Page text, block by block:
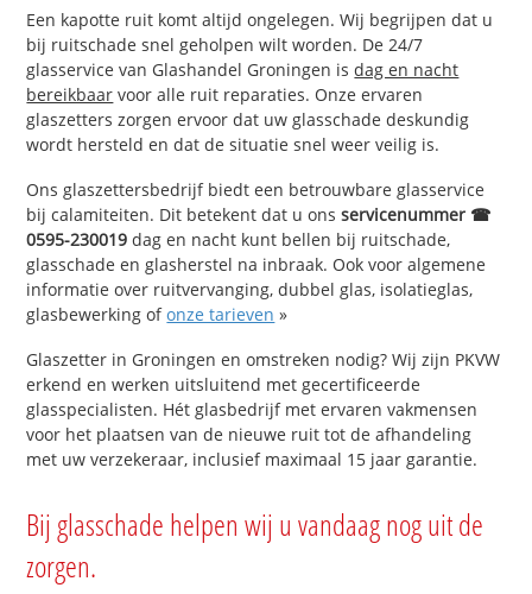
Een kapotte ruit komt altijd ongelegen. Wij begrijpen dat u
bij ruitschade snel geholpen wilt worden. De 24/7
glasservice van Glashandel Groningen isdag en nacht
bereikbaar voor alle ruit reparaties. Onze ervaren
glaszetters zorgen ervoor dat uw glasschade deskundig
wordt hersteld en dat de situatie snel weer veilig is.
Ons glaszettersbedrijf biedt een betrouwbare glasservice
bij calamiteiten. Dit betekent dat u onsservicenummer ☎
0595-230019 dag en nacht kunt bellen bij ruitschade,
glasschade en glasherstel na inbraak. Ook voor algemene
informatie over ruitvervanging, dubbel glas, isolatieglas,
glasbewerking ofonze tarieven »
Glaszetter in Groningen en omstreken nodig? Wij zijn PKVW
erkend en werken uitsluitend met gecertificeerde
glasspecialisten. Hét glasbedrijf met ervaren vakmensen
voor het plaatsen van de nieuwe ruit tot de afhandeling
met uw verzekeraar, inclusief maximaal 15 jaar garantie.
Bij glasschade helpen wij u vandaag nog uit de
zorgen.